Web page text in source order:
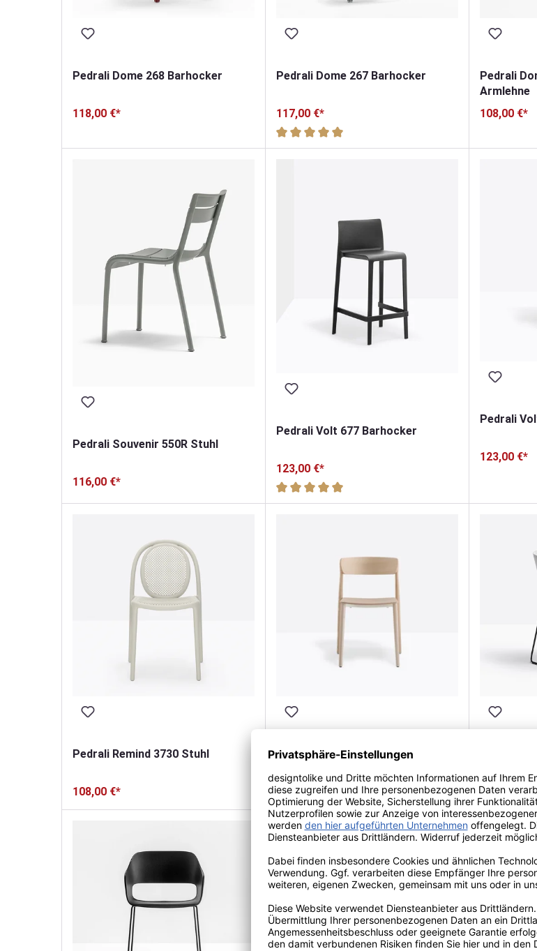
Pedrali Dome 268 Barhocker
118,00 €*
Pedrali Dome 267 Barhocker
117,00 €*
Durchschnittliche Bewertung von 5 von 5 Sternen
Pedrali
Armlehne
108,00 €*
Pedrali Souvenir 550R Stuhl
116,00 €*
Pedrali Volt 677 Barhocker
123,00 €*
Durchschnittliche Bewertung von 5 von 5 Sternen
Pedrali
123,00 €*
Pedrali Remind 3730 Stuhl
108,00 €*
Pedrali Nemea 2820 Stuhl
ab 411,00 €* 174,00 €*